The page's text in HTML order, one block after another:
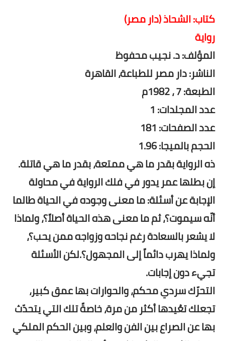
كتاب: الشحاذ (دار مصر)
رواية
المؤلف: د. نجيب محفوظ
الناشر: دار مصر للطباعة، القاهرة
الطبعة: 7 ، 1982م
عدد المجلدات: 1
عدد الصفحات: 181
الحجم بالميجا: 1.96
ذه الرواية بقدر ما هي ممتعة، بقدر ما هي قاتلة.
إن بطلها عمر يدور في فلك الرواية في محاولة
الإجابة عن أسئلة: ما معنى وجوده في الحياة طالما
أنّه سيموت؟، ثم ما معنى هذه الحياة أصلاً؟، ولماذا
لا يشعر بالسعادة رغم نجاحه وزواجه ممن يحب؟،
ولماذا يهرب دائماً إلى المجهول؟.لكن الأسئلة
تجيء دون إجابات.
التحرّك سردي محكم، والحوارات بها عمق كبير،
تجعلك تعُيدها أكثر من مرة، خاصةً تلك التي يتحدّث
بها عن الصراع بين الفن والعلم، وبين الحكم الملكي